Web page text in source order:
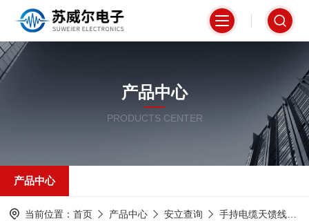
产品中心
PRODUCTS CENTER
产品中心
当前位置： 首页 产品中心 安立查询 手持电缆天馈线分析仪